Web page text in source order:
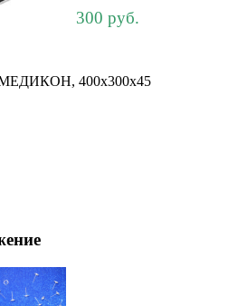
300 руб.
400х300х45